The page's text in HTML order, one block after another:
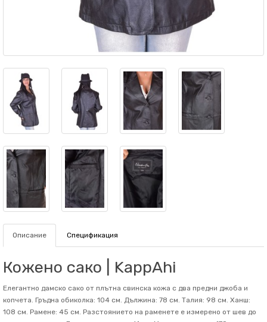
Описание Спецификация
Кожено сако | KappAhi
Елегантно дамско сако от плътна свинска кожа с два предни джоба и
копчета. Гръдна обиколка: 104 см. Дължина: 78 см. Талия: 98 см. Ханш:
108 см. Рамене: 45 см. Разстоянието на раменете е измерено от шев до